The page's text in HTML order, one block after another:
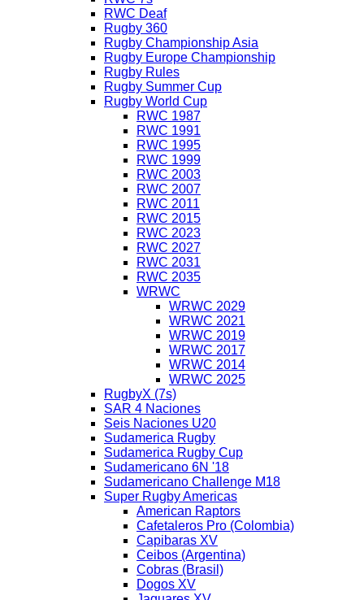
RWC Deaf
Rugby 360
Rugby Championship Asia
Rugby Europe Championship
Rugby Rules
Rugby Summer Cup
Rugby World Cup
RWC 1987
RWC 1991
RWC 1995
RWC 1999
RWC 2003
RWC 2007
RWC 2011
RWC 2015
RWC 2023
RWC 2027
RWC 2031
RWC 2035
WRWC
WRWC 2029
WRWC 2021
WRWC 2019
WRWC 2017
WRWC 2014
WRWC 2025
RugbyX (7s)
SAR 4 Naciones
Seis Naciones U20
Sudamerica Rugby
Sudamerica Rugby Cup
Sudamericano 6N '18
Sudamericano Challenge M18
Super Rugby Americas
American Raptors
Cafetaleros Pro (Colombia)
Capibaras XV
Ceibos (Argentina)
Cobras (Brasil)
Dogos XV